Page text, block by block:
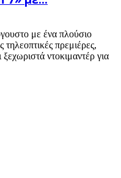
με ένα πλούσιο
πρεμιέρες,
ξεχωριστά ντοκιμαντέρ για